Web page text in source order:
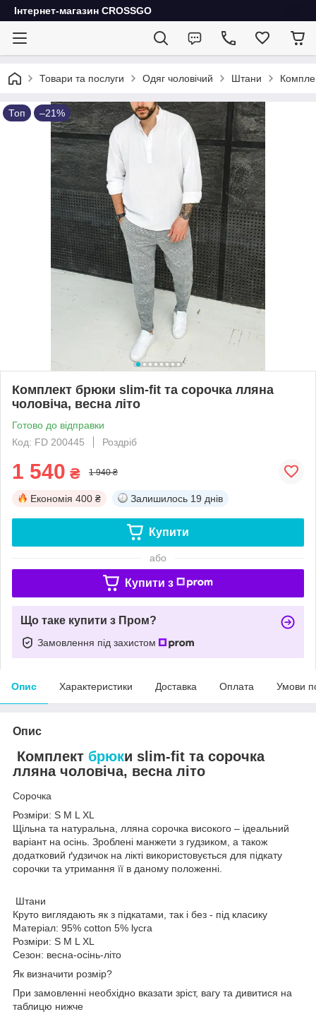
Інтернет-магазин CROSSGO
Товари та послуги Одяг чоловічий Штани
Топ –21%
Комплект брюки slim-fit та сорочка лляна
чоловіча, весна літо
Готово до відправки
Код: FD 200445
Роздріб
1 540 ₴ 1 940 ₴
Економія 400 ₴ Залишилось 19 днів
Купити
або
Купити з
Що таке купити з Пром?
Замовлення під захистом
Опис Характеристики Доставка Оплата Умови
Опис
Комплект брюки slim-fit та сорочка
лляна чоловіча, весна літо
Сорочка
Розміри: S M L XL
Щільна та натуральна, лляна сорочка високого – ідеальний
варіант на осінь. Зроблені манжети з гудзиком, а також
додатковий ґудзичок на лікті використовується для підкату
сорочки та утримання її в даному положенні.
Штани
Круто виглядають як з підкатами, так і без - під класику
Матеріал: 95% cotton 5% lycra
Розміри: S M L XL
Сезон: весна-осінь-літо
Як визначити розмір?
При замовленні необхідно вказати зріст, вагу та дивитися на
таблицю нижче